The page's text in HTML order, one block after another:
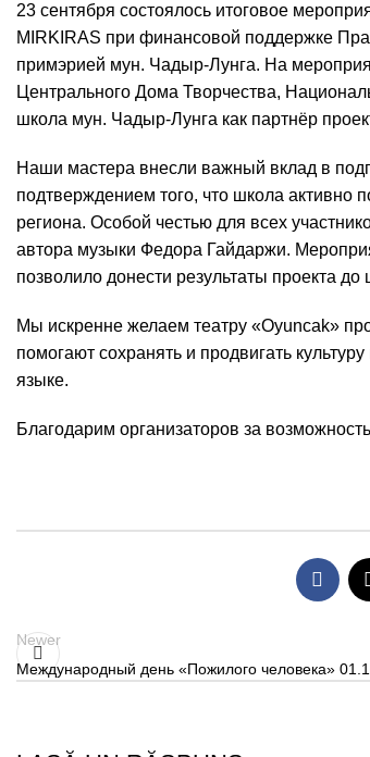
23 сентября состоялось итоговое
MIRKIRAS при финансовой поддержке
примэрией мун. Чадыр-Лунга. На
Центрального Дома Творчества,
школа мун. Чадыр-Лунга как партнёр
Наши мастера внесли важный вклад в
подтверждением того, что школа активно
региона. Особой честью для всех
автора музыки Федора Гайдаржи.
позволило донести результаты проекта до
Мы искренне желаем театру «Oyuncak»
помогают сохранять и продвигать
языке.
Благодарим организаторов за
Newer
Международный день «Пожилого человека»